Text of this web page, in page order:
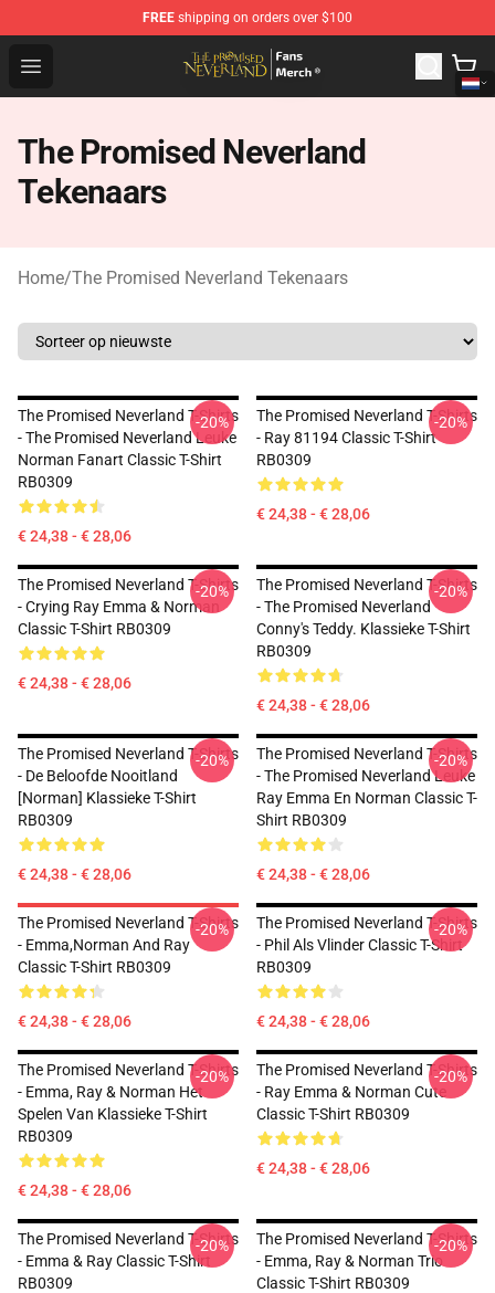
FREE shipping on orders over $100
Open menu
The Promised Neverland Store - Official The Promised
The Promised Neverland
Tekenaars
Home/The Promised Neverland Tekenaars
The Promised Neverland T-Shirts
- The Promised Neverland Leuke
Norman Fanart Classic T-Shirt
RB0309
€ 24,38 - € 28,06
-20%
The Promised Neverland T-Shirts
- Ray 81194 Classic T-Shirt
RB0309
€ 24,38 - € 28,06
-20%
The Promised Neverland T-Shirts
- Crying Ray Emma & Norman
Classic T-Shirt RB0309
€ 24,38 - € 28,06
-20%
The Promised Neverland T-Shirts
- The Promised Neverland
Conny's Teddy. Klassieke T-Shirt
RB0309
€ 24,38 - € 28,06
-20%
The Promised Neverland T-Shirts
- De Beloofde Nooitland
[Norman] Klassieke T-Shirt
RB0309
€ 24,38 - € 28,06
-20%
The Promised Neverland T-Shirts
- The Promised Neverland Leuke
Ray Emma En Norman Classic T-
Shirt RB0309
€ 24,38 - € 28,06
-20%
The Promised Neverland T-Shirts
- Emma,Norman And Ray
Classic T-Shirt RB0309
€ 24,38 - € 28,06
-20%
The Promised Neverland T-Shirts
- Phil Als Vlinder Classic T-Shirt
RB0309
€ 24,38 - € 28,06
-20%
The Promised Neverland T-Shirts
- Emma, Ray & Norman Het
Spelen Van Klassieke T-Shirt
RB0309
€ 24,38 - € 28,06
-20%
The Promised Neverland T-Shirts
- Ray Emma & Norman Cute
Classic T-Shirt RB0309
€ 24,38 - € 28,06
-20%
The Promised Neverland T-Shirts
- Emma & Ray Classic T-Shirt
RB0309
-20%
The Promised Neverland T-Shirts
- Emma, Ray & Norman Trio
Classic T-Shirt RB0309
-20%